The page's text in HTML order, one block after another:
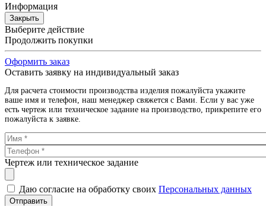
Информация
Закрыть
Выберите действие
Продолжить покупки
Оформить заказ
Оставить заявку на индивидуальный заказ
Для расчета стоимости производства изделия пожалуйста укажите
ваше имя и телефон, наш менеджер свяжется с Вами. Если у вас уже
есть чертеж или техническое задание на производство, прикрепите его
пожалуйста к заявке.
Чертеж или техническое задание
Даю согласие на обработку своих Персональных данных
Отправить